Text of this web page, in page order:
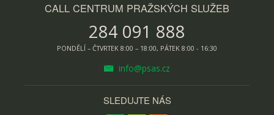
CALL CENTRUM PRAŽSKÝCH SLUŽEB
284 091 888
PONDĚLÍ – ČTVRTEK 8:00 – 18:00, PÁTEK 8:00 - 16:30
info@psas.cz
SLEDUJTE NÁS